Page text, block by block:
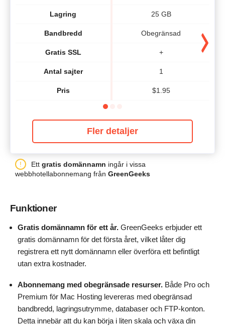
Lagring
Bandbredd
Gratis SSL
Antal sajter
Pris
25 GB
Obegränsad
+
1
$1.95
Fler detaljer
Ett gratis domännamn ingår i vissa
webbhotellabonnemang från GreenGeeks
Funktioner
Gratis domännamn för ett år. GreenGeeks erbjuder ett
gratis domännamn för det första året, vilket låter dig
registrera ett nytt domännamn eller överföra ett befintligt
utan extra kostnader.
Abonnemang med obegränsade resurser. Både Pro och
Premium för Mac Hosting levereras med obegränsad
bandbredd, lagringsutrymme, databaser och FTP-konton.
Detta innebär att du kan börja i liten skala och växa din